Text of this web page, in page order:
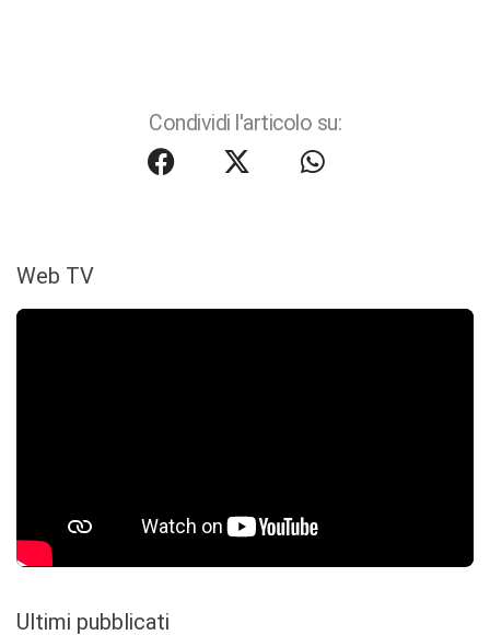
Condividi l'articolo su:
Web TV
Ultimi pubblicati